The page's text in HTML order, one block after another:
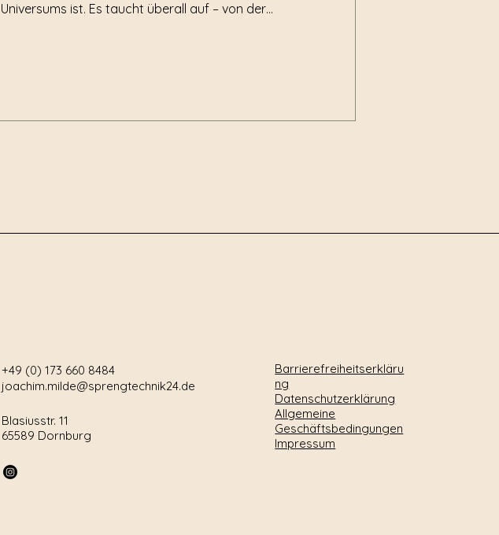
Universums ist. Es taucht überall auf – von der
+49 (0) 173 660 8484
joachim.milde@sprengtechnik24.de
Blasiusstr. 11
65589 Dornburg
Barrierefreiheitserkläru
ng
Datenschutzerklärung
Allgemeine
Geschäftsbedingungen
Impressum